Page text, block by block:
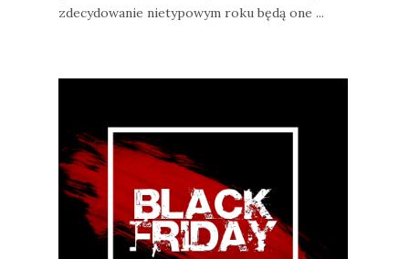
zdecydowanie nietypowym roku będą one ...